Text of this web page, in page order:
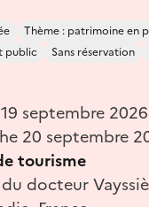
Thème : patrimoine en
public Sans réservation
septembre
20 septembre
tourisme
docteur